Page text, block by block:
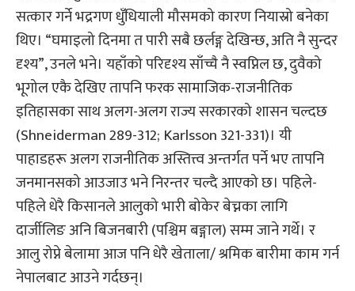
सत्कार गर्ने भद्रगण धुँधियाली मौसमको कारण नियास्रो बनेका
थिए। “घमाइलो दिनमा त पारी सबै छर्लङ्ग देखिन्छ, अति नै सुन्दर
दृश्य”, उनले भने। यहाँको परिदृश्य साँच्चै नै स्वप्निल छ, दुवैको
भूगोल एकै देखिए तापनि फरक सामाजिक-राजनीतिक
इतिहासका साथ अलग-अलग राज्य सरकारको शासन चल्दछ
(Shneiderman 289-312; Karlsson 321-331)। यी
पाहाडहरू अलग राजनीतिक अस्तित्त्व अन्तर्गत पर्ने भए तापनि
जनमानसको आउजाउ भने निरन्तर चल्दै आएको छ। पहिले-
पहिले धेरै किसानले आलुको भारी बोकेर बेच्नका लागि
दार्जीलिङ अनि बिजनबारी (पश्चिम बङ्गाल) सम्म जाने गर्थे। र
आलु रोप्ने बेलामा आज पनि धेरै खेताला/ श्रमिक बारीमा काम गर्न
नेपालबाट आउने गर्दछन्।